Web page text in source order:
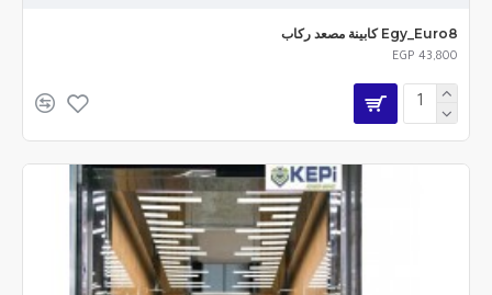
Egy_Euro8 كابينة مصعد ركاب
EGP 43,800